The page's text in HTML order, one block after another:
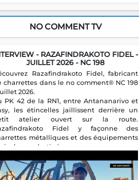
NO COMMENT TV
- RAZAFINDRAKOTO FIDEL -
JUILLET 2026 - NC 198
Razafindrakoto Fidel, fabricant
charrettes dans le no comment® NC 198
2026.
PK 42 de la RN1, entre Antananarivo et
les étincelles jaillissent derrière un
atelier ouvert sur la route.
Fidel y façonne des
métalliques et des équipements
destinés aux campagnes
il perpétue un métier discret mais